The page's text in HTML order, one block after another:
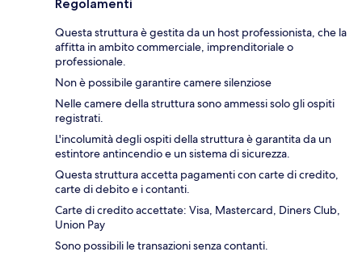
Regolamenti
Questa struttura è gestita da un host professionista, che la
affitta in ambito commerciale, imprenditoriale o
professionale.
Non è possibile garantire camere silenziose
Nelle camere della struttura sono ammessi solo gli ospiti
registrati.
L'incolumità degli ospiti della struttura è garantita da un
estintore antincendio e un sistema di sicurezza.
Questa struttura accetta pagamenti con carte di credito,
carte di debito e i contanti.
Carte di credito accettate: Visa, Mastercard, Diners Club,
Union Pay
Sono possibili le transazioni senza contanti.